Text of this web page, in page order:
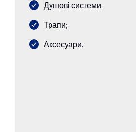
Душові системи;
Трапи;
Аксесуари.